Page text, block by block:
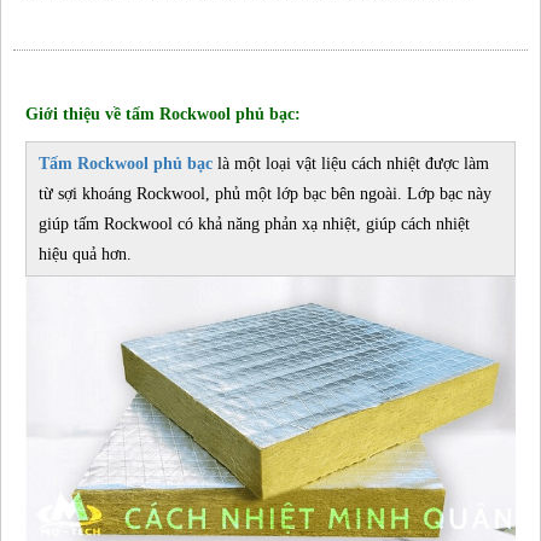
Giới thiệu về tấm Rockwool phủ bạc:
Tấm Rockwool phủ bạc là một loại vật liệu cách nhiệt được làm
từ sợi khoáng Rockwool, phủ một lớp bạc bên ngoài. Lớp bạc này
giúp tấm Rockwool có khả năng phản xạ nhiệt, giúp cách nhiệt
hiệu quả hơn.